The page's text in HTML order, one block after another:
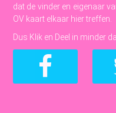
dat de vinder en eigenaar
OV kaart elkaar hier treffen.
Dus Klik en Deel in minder